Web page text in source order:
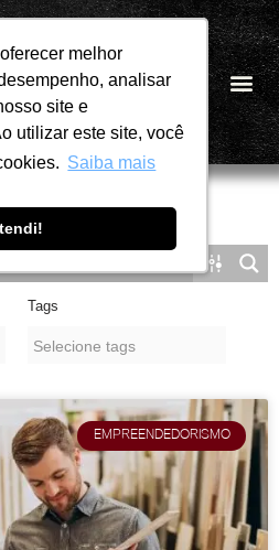
melhor
analisar
site e
utilizar este site, você
Saiba mais
melhor
analisar
site e
utilizar este site, você
Saiba mais
PT
Tags
EMPREENDEDORISMO